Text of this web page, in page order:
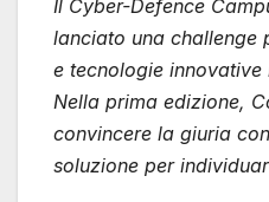
Il Cyber-Defence
lanciato una challenge
e tecnologie
Nella prima edizione,
convincere la giuria
soluzione per